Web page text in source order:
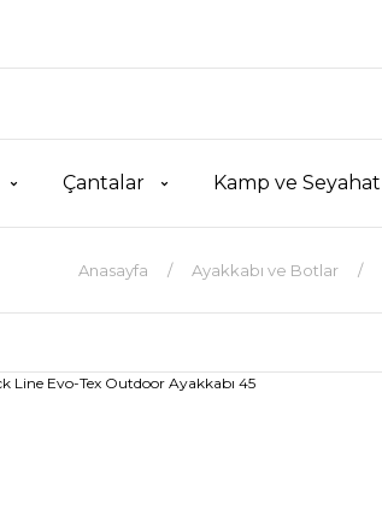
Çantalar Kamp ve Seyahat
Anasayfa Ayakkabı ve Botlar